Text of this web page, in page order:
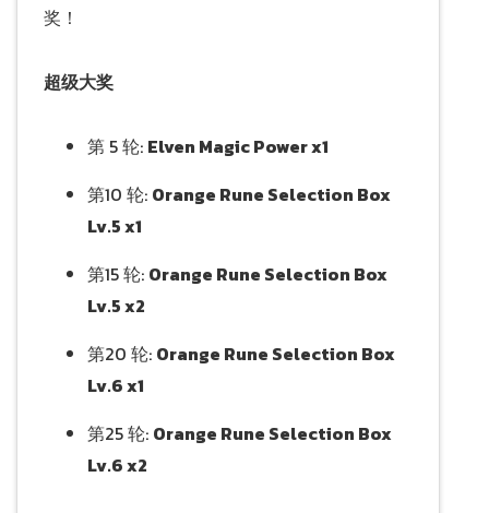
奖！
超级大奖
第 5 轮: Elven Magic Power x1
第10 轮: Orange Rune Selection Box
Lv.5 x1
第15 轮: Orange Rune Selection Box
Lv.5 x2
第20 轮: Orange Rune Selection Box
Lv.6 x1
第25 轮: Orange Rune Selection Box
Lv.6 x2